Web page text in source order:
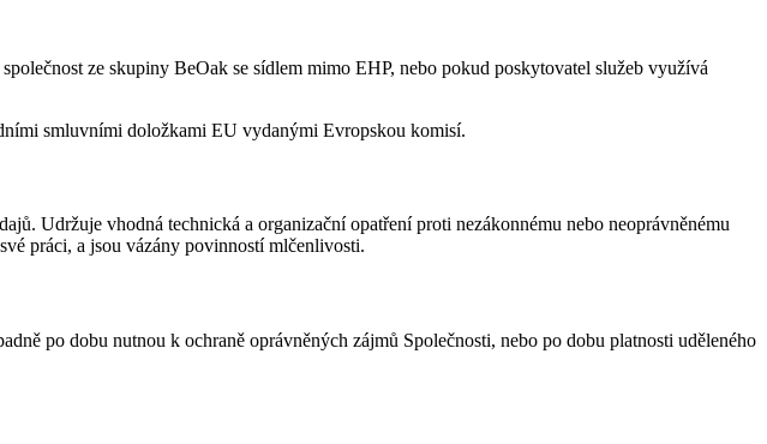
ze skupiny BeOak se sídlem mimo EHP, nebo pokud poskytovatel služeb využívá
smluvními doložkami EU vydanými Evropskou komisí.
Udržuje vhodná technická a organizační opatření proti nezákonnému nebo neoprávněnému
práci, a jsou vázány povinností mlčenlivosti.
po dobu nutnou k ochraně oprávněných zájmů Společnosti, nebo po dobu platnosti uděleného